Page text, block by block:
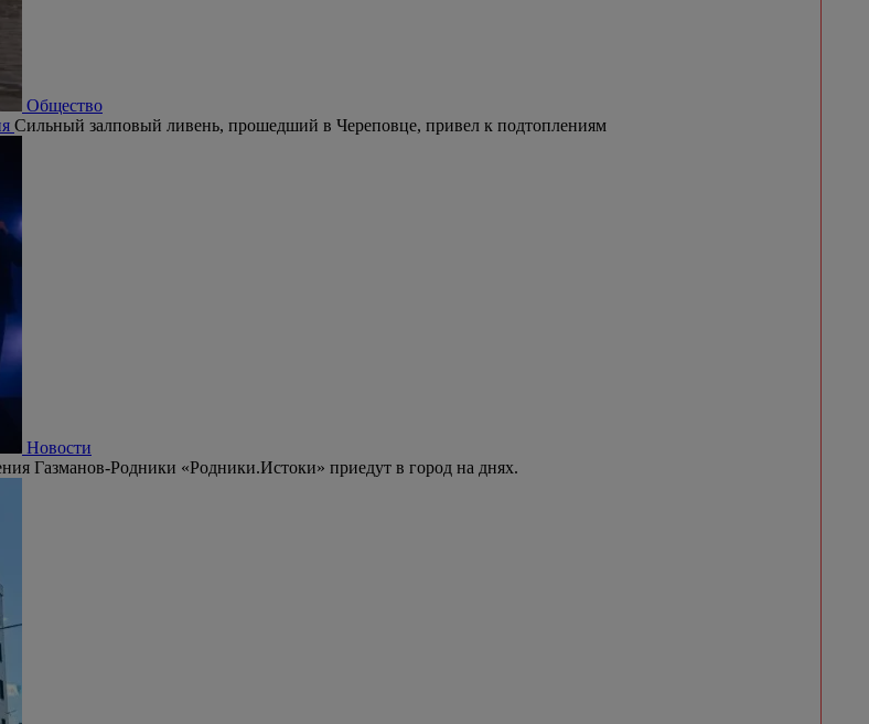
Общество
Сильный залповый ливень, прошедший в Череповце, привел к подтоплениям
Новости
Газманов-Родники «Родники.Истоки» приедут в город на днях.